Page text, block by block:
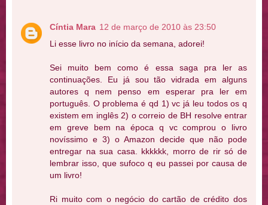
Cíntia Mara 12 de março de 2010 às 23:50
Li esse livro no início da semana, adorei!
Sei muito bem como é essa saga pra ler as
continuações. Eu já sou tão vidrada em alguns
autores q nem penso em esperar pra ler em
português. O problema é qd 1) vc já leu todos os q
existem em inglês 2) o correio de BH resolve entrar
em greve bem na época q vc comprou o livro
novíssimo e 3) o Amazon decide que não pode
entregar na sua casa. kkkkkk, morro de rir só de
lembrar isso, que sufoco q eu passei por causa de
um livro!
Ri muito com o negócio do cartão de crédito dos